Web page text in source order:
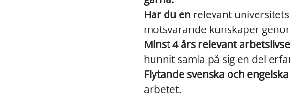
Har du en relevant
motsvarande kunskaper
Minst 4 års relevant
hunnit samla på sig en del
Flytande svenska och engelska
arbetet.